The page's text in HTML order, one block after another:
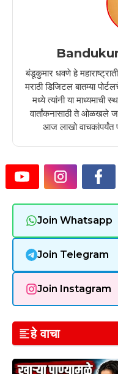
बंडूकुमार धवणे हे
मराठी डिजिटल बातम्या
मध्ये त्यांनी या माध्यमाची
वार्तांकनासाठी ते ओळखले
आज लाखो वाचकांपर्यंत
Join Whatsapp
Join Telegram
Join Instagram
हे वाचा